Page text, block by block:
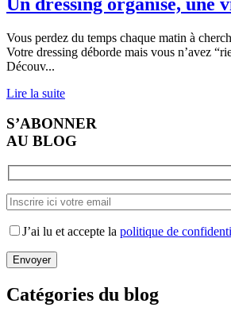
Vous perdez du temps chaque matin à
Votre dressing déborde mais vous n’avez
Découv...
Lire la suite
S’ABONNER
AU BLOG
J’ai lu et accepte la politique de
Catégories du blog